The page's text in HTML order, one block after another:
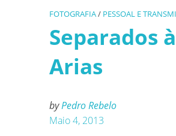
FOTOGRAFIA/ PESSOAL E
Separados
Arias
byPedro Rebelo
Maio 4, 2013